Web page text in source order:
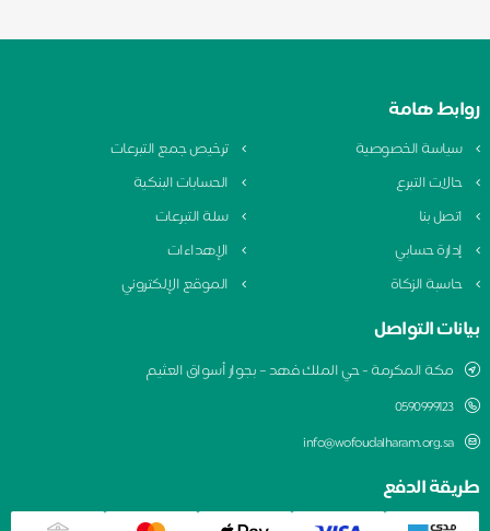
روابط هامة
سياسة الخصوصية
ترخيص جمع التبرعات
حالات التبرع
الحسابات البنكية
اتصل بنا
سلة التبرعات
إدارة حسابي
الإهداءات
حاسبة الزكاة
الموقع الإلكتروني
بيانات التواصل
مكة المكرمة - حي الملك فهد – بجوار أسواق العثيم
0590999123
info@wofoudalharam.org.sa
طريقة الدفع